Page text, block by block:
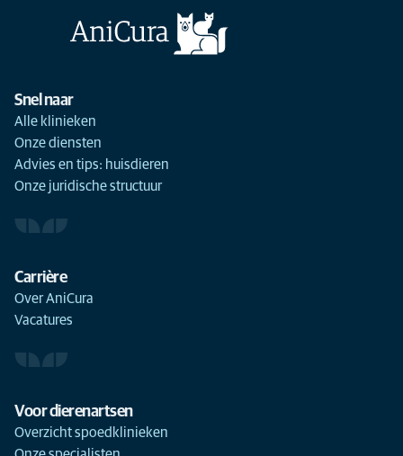
Snel naar
Alle klinieken
Onze diensten
Advies en tips: huisdieren
Onze juridische structuur
Carrière
Over AniCura
Vacatures
Voor dierenartsen
Overzicht spoedklinieken